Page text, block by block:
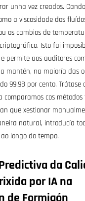
unha vez creados.
a viscosidade dos
os cambios de
Isto fai
permite aos auditores
mantén, na maioría das
99,98 por cento. Trátase
comparamos cos métodos
que xestionar
natural, introducía
longo do tempo.
da
por IA na
de Formigón